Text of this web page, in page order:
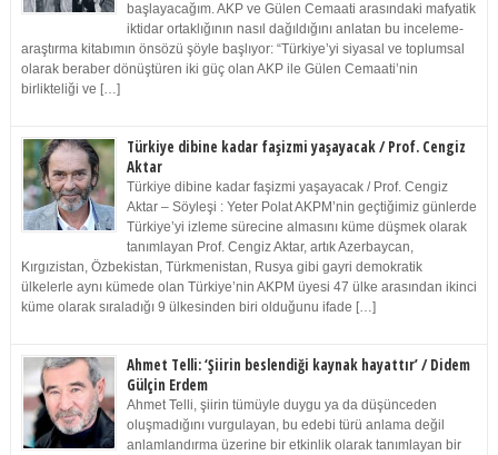
başlayacağım. AKP ve Gülen Cemaati arasındaki mafyatik
iktidar ortaklığının nasıl dağıldığını anlatan bu inceleme-
araştırma kitabımın önsözü şöyle başlıyor: “Türkiye’yi siyasal ve toplumsal
olarak beraber dönüştüren iki güç olan AKP ile Gülen Cemaati’nin
birlikteliği ve […]
Türkiye dibine kadar faşizmi yaşayacak / Prof. Cengiz
Aktar
Türkiye dibine kadar faşizmi yaşayacak / Prof. Cengiz
Aktar – Söyleşi : Yeter Polat AKPM’nin geçtiğimiz günlerde
Türkiye’yi izleme sürecine almasını küme düşmek olarak
tanımlayan Prof. Cengiz Aktar, artık Azerbaycan,
Kırgızistan, Özbekistan, Türkmenistan, Rusya gibi gayri demokratik
ülkelerle aynı kümede olan Türkiye’nin AKPM üyesi 47 ülke arasından ikinci
küme olarak sıraladığı 9 ülkesinden biri olduğunu ifade […]
Ahmet Telli: ‘Şiirin beslendiği kaynak hayattır’ / Didem
Gülçin Erdem
Ahmet Telli, şiirin tümüyle duygu ya da düşünceden
oluşmadığını vurgulayan, bu edebi türü anlama değil
anlamlandırma üzerine bir etkinlik olarak tanımlayan bir